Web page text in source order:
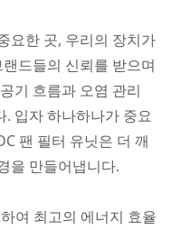
요한 곳, 우리의 장치가
드들의 신뢰를 받으며
기 흐름과 오염 관리
입자 하나하나가 중요
팬 필터 유닛은 더 깨
을 만들어냅니다.
여 최고의 에너지 효율